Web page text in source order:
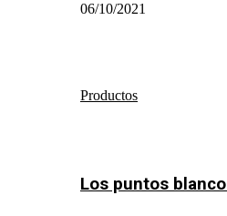
06/10/2021
Productos
Los puntos